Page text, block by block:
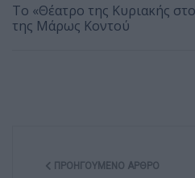
Το «Θέατρο της Κυριακής
της Μάρως Κοντού
ΠΡΟΗΓΟΎΜΕΝΟ ΆΡΘΡΟ